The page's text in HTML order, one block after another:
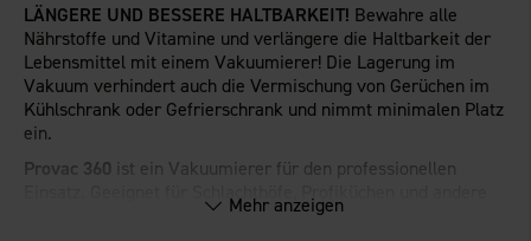
LÄNGERE UND BESSERE HALTBARKEIT! Bewahre alle
Nährstoffe und Vitamine und verlängere die Haltbarkeit der
Lebensmittel mit einem Vakuumierer! Die Lagerung im
Vakuum verhindert auch die Vermischung von Gerüchen im
Kühlschrank oder Gefrierschrank und nimmt minimalen Platz
ein.
Provac 360 ist ein Vakuumierer für den professionellen
Lebensmittelproduktionsanlagen. Das Ergebnis sind
Mehr anzeigen